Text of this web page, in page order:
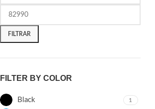
FILTRAR
FILTER BY COLOR
Black 1